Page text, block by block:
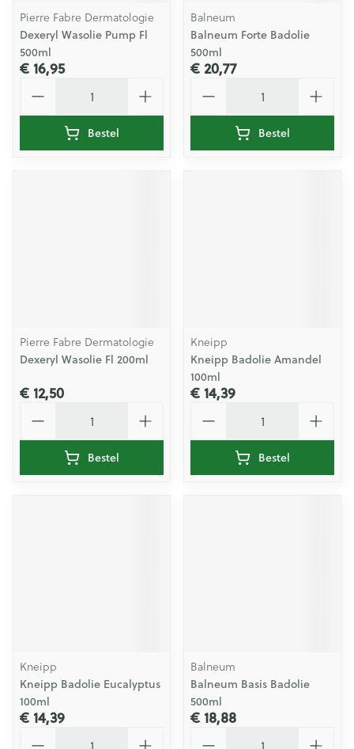
Pierre Fabre Dermatologie
Dexeryl Wasolie Pump Fl
500ml
€ 16,95
Bestel
Balneum
Balneum Forte Badolie
500ml
€ 20,77
Bestel
Pierre Fabre Dermatologie
Dexeryl Wasolie Fl 200ml
€ 12,50
Bestel
Kneipp
Kneipp Badolie Amandel
100ml
€ 14,39
Bestel
Kneipp
Kneipp Badolie Eucalyptus
100ml
€ 14,39
Balneum
Balneum Basis Badolie
500ml
€ 18,88